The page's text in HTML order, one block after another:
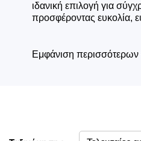
ιδανική επιλογή για
προσφέροντας ευκολία,
Εμφάνιση περισσότερων